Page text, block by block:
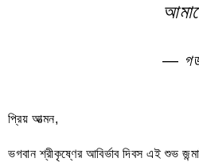
—
প্রিয় আত্মন,
ভগবান শ্রীকৃষ্ণের আবির্ভাব দিবস এই শুভ